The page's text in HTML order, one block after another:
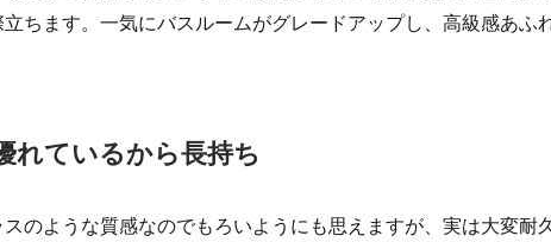
ちます。一気にバスルームがグレードアップし、高級感あふ
れているから長持ち
のような質感なのでもろいようにも思えますが、実は大変耐